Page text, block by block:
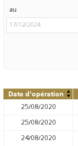
au
Date d'opération
25/08/2020
25/08/2020
24/08/2020